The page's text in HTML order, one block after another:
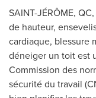
SAINT-JÉRÔME,
de hauteur,
cardiaque, blessure
déneiger un toit est
Commission des
sécurité du travail